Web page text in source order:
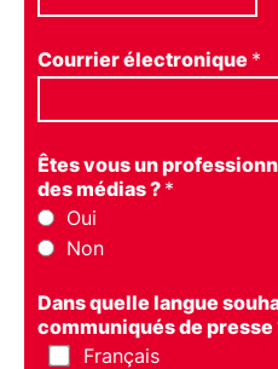
Courrier électronique *
Êtes vous un
des médias ? *
Oui
Non
Dans quelle langue
communiqués de presse
Français